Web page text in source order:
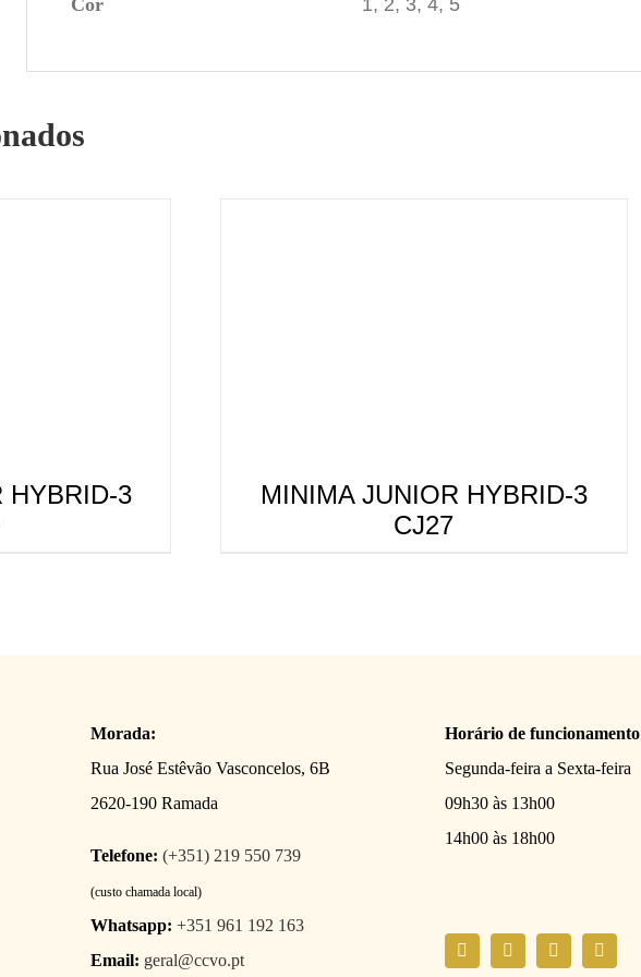
HYBRID-3
MINIMA JUNIOR HYBRID-3
CJ27
Morada:
Rua José Estêvão Vasconcelos, 6B
2620-190 Ramada
Telefone: (+351) 219 550 739
(custo chamada local)
Whatsapp: +351 961 192 163
Email: geral@ccvo.pt
Horário de funcionamento
Segunda-feira a Sexta-feira
09h30 às 13h00
14h00 às 18h00